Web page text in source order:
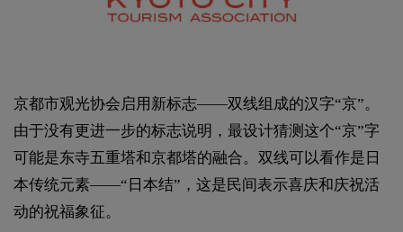
京都市观光协会启用新标志——双线组成的汉字“京”。
由于没有更进一步的标志说明，最设计猜测这个“京”字
可能是东寺五重塔和京都塔的融合。双线可以看作是日
本传统元素——“日本结”，这是民间表示喜庆和庆祝活
动的祝福象征。